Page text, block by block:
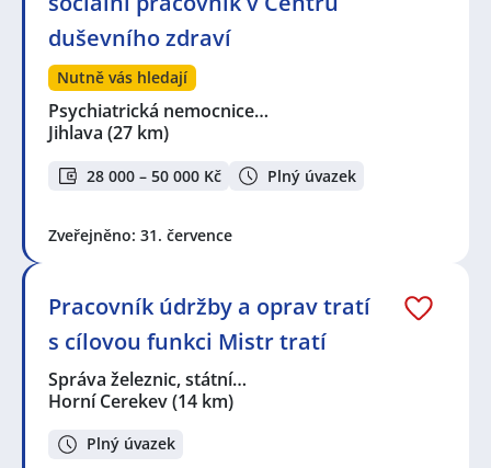
duševního zdraví
Nutně vás hledají
Psychiatrická nemocnice…
Jihlava (27 km)
28 000 – 50 000 Kč Plný úvazek
Zveřejněno: 31. července
Pracovník údržby a oprav tratí
s cílovou funkci Mistr tratí
Správa železnic, státní…
Horní Cerekev(14 km)
Plný úvazek